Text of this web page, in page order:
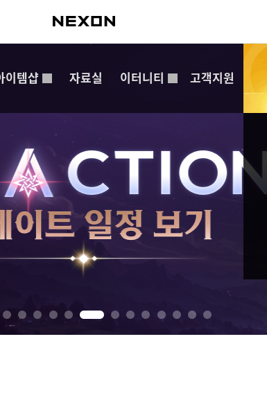
이템샵 자료실 이터니티 고객지원